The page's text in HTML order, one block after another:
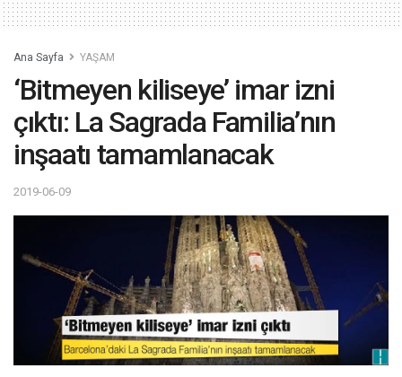
Ana Sayfa YAŞAM
‘Bitmeyen kiliseye’ imar izni
çıktı: La Sagrada Familia’nın
inşaatı tamamlanacak
2019-06-09